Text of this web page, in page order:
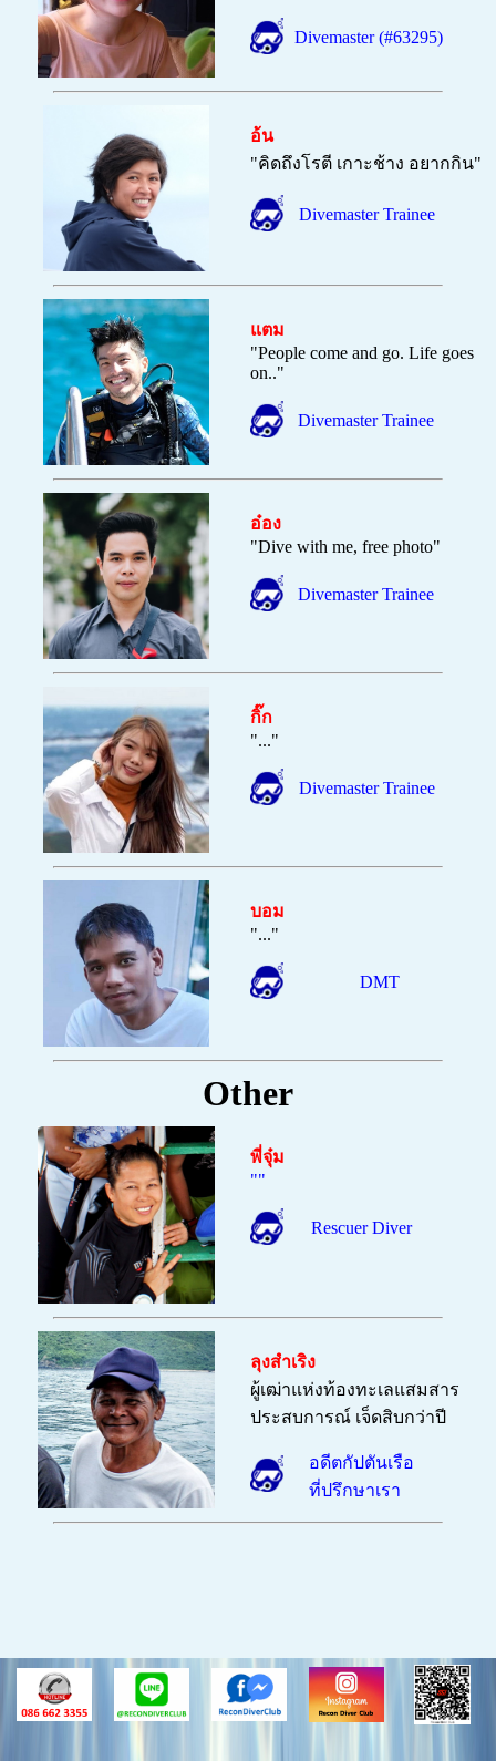
Divemaster (#63295)
อ้น
"คิดถึงโรตี เกาะช้าง อยากกิน"
Divemaster Trainee
แตม
"People come and go. Life goes
on.."
Divemaster Trainee
อ๋อง
"Dive with me, free photo"
Divemaster Trainee
กิ๊ก
"..."
Divemaster Trainee
บอม
"..."
DMT
Other
พี่จุ๋ม
""
Rescuer Diver
ลุงสำเริง
ผู้เฒ่าแห่งท้องทะเลแสมสาร
ประสบการณ์ เจ็ดสิบกว่าปี
อดีตกัปตันเรือ
ที่ปรึกษาเรา